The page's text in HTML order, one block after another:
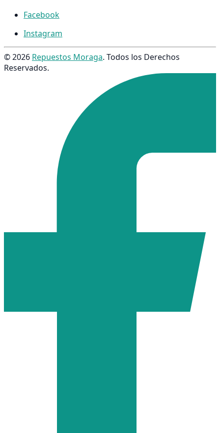
Facebook
Instagram
© 2026 Repuestos Moraga. Todos los Derechos
Reservados.